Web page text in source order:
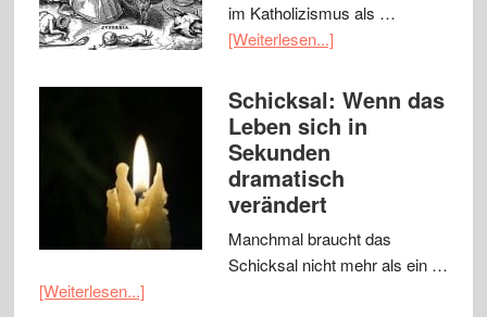
im Katholizismus als …
[Weiterlesen...]
Schicksal: Wenn das
Leben sich in
Sekunden
dramatisch
verändert
Manchmal braucht das
Schicksal nicht mehr als ein …
[Weiterlesen...]